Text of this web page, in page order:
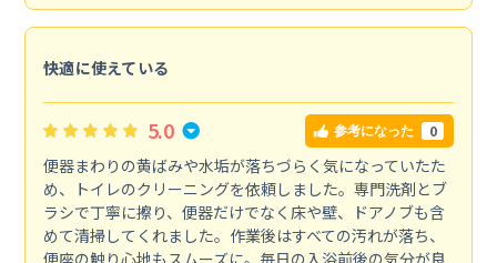
快適に使えている
5.0 参考になった 0
便器まわりの黄ばみや水垢が落ちづらく気になっていたた
め、トイレのクリーニングを依頼しました。専門洗剤とブ
ラシで丁寧に擦り、便器だけでなく床や壁、ドアノブも含
めて清掃してくれました。作業後はすべての汚れが落ち、